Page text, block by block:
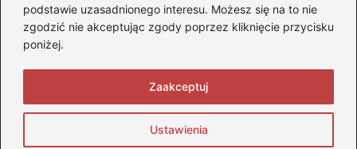
podstawie uzasadnionego interesu. Możesz się na to nie
zgodzić nie akceptując zgody poprzez kliknięcie przycisku
poniżej.
Ustawienia
Zaakceptuj
Samochody(242)
Silniki(86)
Prywatność
Zasady użytkowania